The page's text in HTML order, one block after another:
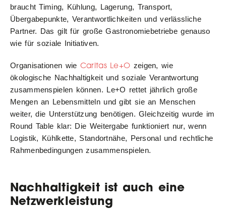
braucht Timing, Kühlung, Lagerung, Transport,
Übergabepunkte, Verantwortlichkeiten und verlässliche
Partner. Das gilt für große Gastronomiebetriebe genauso
wie für soziale Initiativen.
Organisationen wie Caritas Le+O zeigen, wie
ökologische Nachhaltigkeit und soziale Verantwortung
zusammenspielen können. Le+O rettet jährlich große
Mengen an Lebensmitteln und gibt sie an Menschen
weiter, die Unterstützung benötigen. Gleichzeitig wurde im
Round Table klar: Die Weitergabe funktioniert nur, wenn
Logistik, Kühlkette, Standortnähe, Personal und rechtliche
Rahmenbedingungen zusammenspielen.
Nachhaltigkeit ist auch eine
Netzwerkleistung